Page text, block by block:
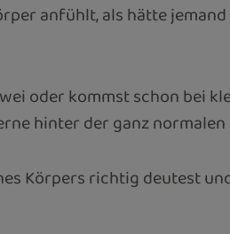
anfühlt, als hätte
oder kommst schon bei
hinter der ganz
Körpers richtig deutest